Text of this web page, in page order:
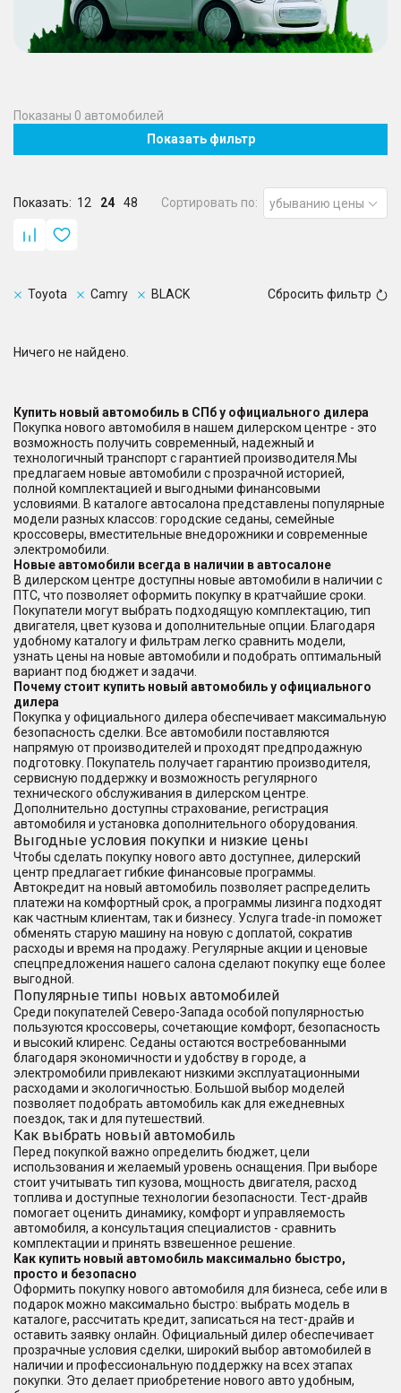
Показаны 0 автомобилей
Показать фильтр
Показать: 12 24 48 Сортировать по: убыванию цены
Toyota Camry BLACK Сбросить фильтр
Ничего не найдено.
Купить новый автомобиль в СПб у официального дилера
Покупка нового автомобиля в нашем дилерском центре - это
возможность получить современный, надежный и
технологичный транспорт с гарантией производителя.Мы
предлагаем новые автомобили с прозрачной историей,
полной комплектацией и выгодными финансовыми
условиями. В каталоге автосалона представлены популярные
модели разных классов: городские седаны, семейные
кроссоверы, вместительные внедорожники и современные
электромобили.
Новые автомобили всегда в наличии в автосалоне
В дилерском центре доступны новые автомобили в наличии с
ПТС, что позволяет оформить покупку в кратчайшие сроки.
Покупатели могут выбрать подходящую комплектацию, тип
двигателя, цвет кузова и дополнительные опции. Благодаря
удобному каталогу и фильтрам легко сравнить модели,
узнать цены на новые автомобили и подобрать оптимальный
вариант под бюджет и задачи.
Почему стоит купить новый автомобиль у официального
дилера
Покупка у официального дилера обеспечивает максимальную
безопасность сделки. Все автомобили поставляются
напрямую от производителей и проходят предпродажную
подготовку. Покупатель получает гарантию производителя,
сервисную поддержку и возможность регулярного
технического обслуживания в дилерском центре.
Дополнительно доступны страхование, регистрация
автомобиля и установка дополнительного оборудования.
Выгодные условия покупки и низкие цены
Чтобы сделать покупку нового авто доступнее, дилерский
центр предлагает гибкие финансовые программы.
Автокредит на новый автомобиль позволяет распределить
платежи на комфортный срок, а программы лизинга подходят
как частным клиентам, так и бизнесу. Услуга trade-in поможет
обменять старую машину на новую с доплатой, сократив
расходы и время на продажу. Регулярные акции и ценовые
спецпредложения нашего салона сделают покупку еще более
выгодной.
Популярные типы новых автомобилей
Среди покупателей Северо-Запада особой популярностью
пользуются кроссоверы, сочетающие комфорт, безопасность
и высокий клиренс. Седаны остаются востребованными
благодаря экономичности и удобству в городе, а
электромобили привлекают низкими эксплуатационными
расходами и экологичностью. Большой выбор моделей
позволяет подобрать автомобиль как для ежедневных
поездок, так и для путешествий.
Как выбрать новый автомобиль
Перед покупкой важно определить бюджет, цели
использования и желаемый уровень оснащения. При выборе
стоит учитывать тип кузова, мощность двигателя, расход
топлива и доступные технологии безопасности. Тест-драйв
помогает оценить динамику, комфорт и управляемость
автомобиля, а консультация специалистов - сравнить
комплектации и принять взвешенное решение.
Как купить новый автомобиль максимально быстро,
просто и безопасно
Оформить покупку нового автомобиля для бизнеса, себе или в
подарок можно максимально быстро: выбрать модель в
каталоге, рассчитать кредит, записаться на тест-драйв и
оставить заявку онлайн. Официальный дилер обеспечивает
прозрачные условия сделки, широкий выбор автомобилей в
наличии и профессиональную поддержку на всех этапах
покупки. Это делает приобретение нового авто удобным,